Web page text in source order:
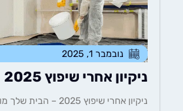
נובמבר 1, 2025
ניקיון אחרי שיפוץ 2025
ניקיון אחרי שיפוץ 2025 – הבית שלך מוכן באמת